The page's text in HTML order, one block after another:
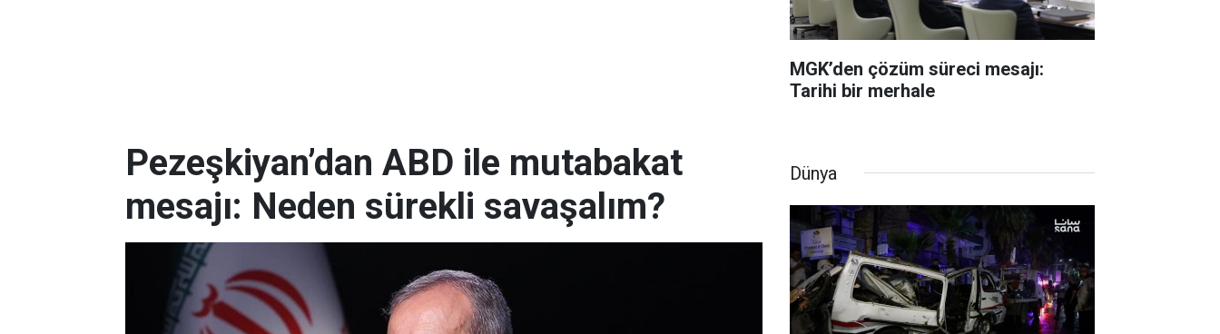
MGK’den çözüm süreci mesajı:
Tarihi bir merhale
Pezeşkiyan’dan ABD ile mutabakat
mesajı: Neden sürekli savaşalım?
Dünya